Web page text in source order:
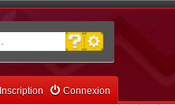
Rechercher
Recherche avancée
Connexion
Inscription